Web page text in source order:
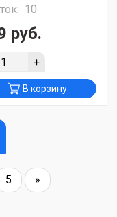
10
руб.
+
В корзину
5 »